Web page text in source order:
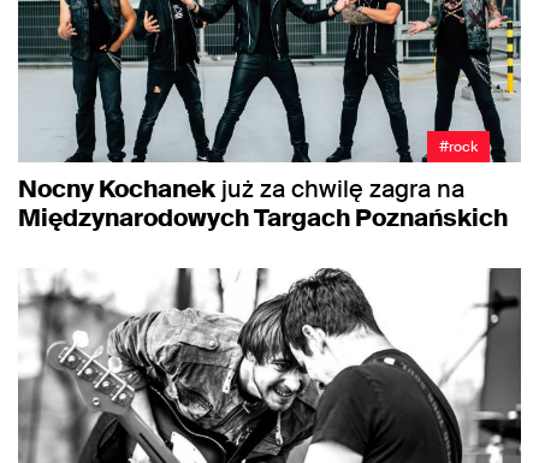
#rock
Nocny Kochanek już za chwilę zagra na
Międzynarodowych Targach Poznańskich